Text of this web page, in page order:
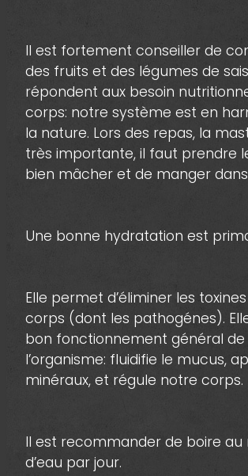
Il est fortement conseiller de
des fruits et des légumes de
répondent aux besoin
corps: notre système est en
la nature. Lors des repas, la
très importante, il faut prendre
bien mâcher et de manger
Une bonne hydratation est
Elle permet d’éliminer les
corps (dont les pathogénes).
bon fonctionnement général de
l’organisme: fluidifie le mucus,
minéraux, et régule notre corps.
Il est recommander de boire au
d’eau par jour.